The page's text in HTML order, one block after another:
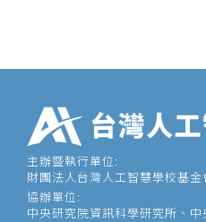
主辦暨執行單位:
財團法人台灣人工智慧學校基金
協辦單位:
中央研究院資訊科學研究所、